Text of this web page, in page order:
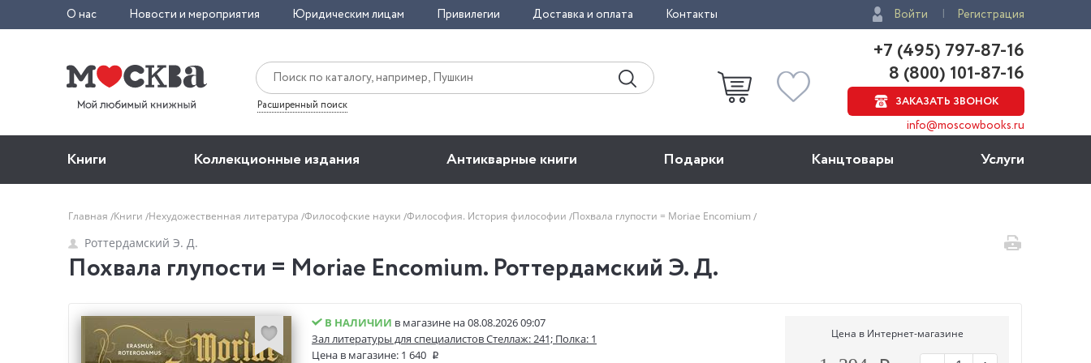
О нас Новости и мероприятия Юридическим лицам Привилегии Доставка и оплата Контакты Войти Регистрация
Расширенный поиск
+7 (495) 797-87-16
8 (800) 101-87-16
ЗАКАЗАТЬ ЗВОНОК
info@moscowbooks.ru
Книги Коллекционные издания Антикварные книги Подарки Канцтовары Услуги
Главная Книги Нехудожественная литература Философские науки Философия. История философии Похвала глупости = Moriae Encomium
Роттердамский Э. Д.
Похвала глупости = Moriae Encomium. Роттердамский Э. Д.
В НАЛИЧИИ в магазине на 08.08.2026 09:07
Зал литературы для специалистов Стеллаж: 241; Полка: 1
Цена в магазине: 1 640
Цена в Интернет-магазине